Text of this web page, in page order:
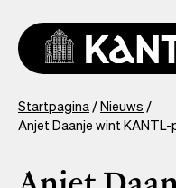
naar
inhoud
gaan
You
are
Startpagina Nieuws
Anjet Daanje wint